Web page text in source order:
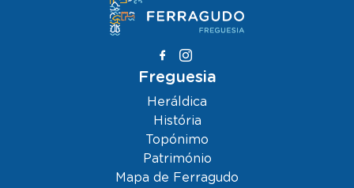
Freguesia
Heráldica
História
Topónimo
Património
Mapa de Ferragudo